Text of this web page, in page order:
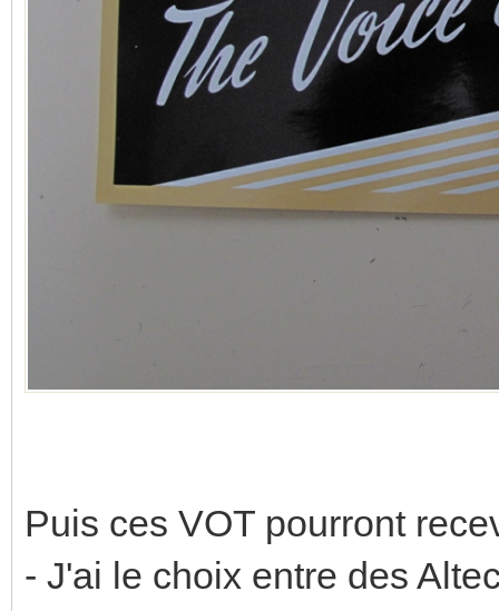
Puis ces VOT pourront
- J'ai le choix entre des